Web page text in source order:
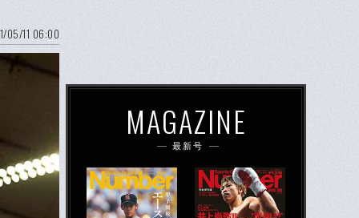
05/11 06:00
MAGAZINE
最新号